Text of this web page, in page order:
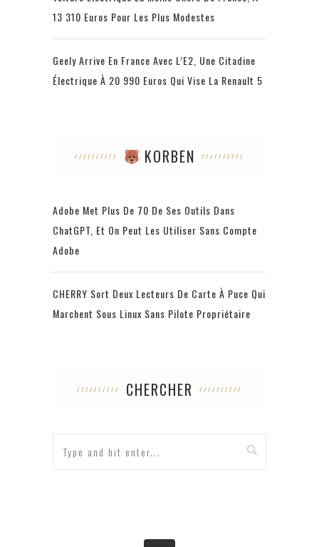
13 310 Euros Pour Les Plus Modestes
Geely Arrive En France Avec L’E2, Une Citadine
Électrique À 20 990 Euros Qui Vise La Renault 5
KORBEN
Adobe Met Plus De 70 De Ses Outils Dans
ChatGPT, Et On Peut Les Utiliser Sans Compte
Adobe
CHERRY Sort Deux Lecteurs De Carte À Puce Qui
Marchent Sous Linux Sans Pilote Propriétaire
CHERCHER